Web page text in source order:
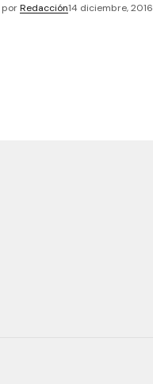
por Redacción14 diciembre, 2016